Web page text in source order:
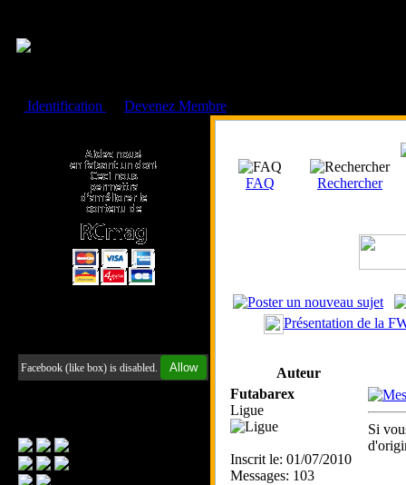
Identification
Devenez Membre
Facebook (like box) is disabled. Allow
FAQ Rechercher
Présentation de la
Auteur
Futabarex
Ligue
Inscrit le: 01/07/2010
Messages: 103
Si